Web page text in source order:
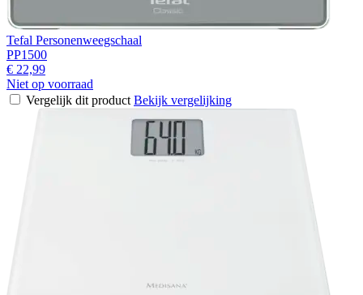
Tefal Personenweegschaal
PP1500
€ 22,99
Niet op voorraad
Vergelijk dit product Bekijk vergelijking